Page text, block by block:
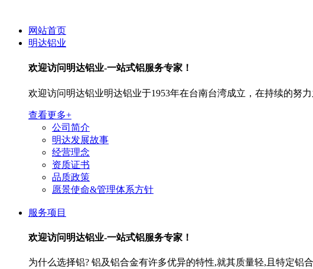
网站首页
明达铝业
欢迎访问明达铝业-一站式铝服务专家！
欢迎访问明达铝业明达铝业于1953年在台南台湾成立，在持续的努
查看更多+
公司简介
明达发展故事
经营理念
资质证书
品质政策
愿景使命&管理体系方针
服务项目
欢迎访问明达铝业-一站式铝服务专家！
为什么选择铝? 铝及铝合金有许多优异的特性,就其质量轻,且特定